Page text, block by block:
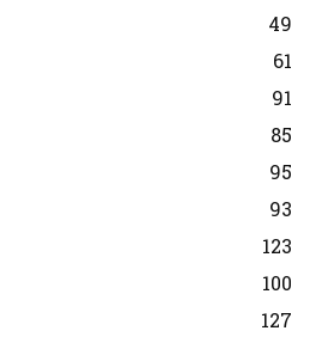
49
61
91
85
95
93
123
100
127